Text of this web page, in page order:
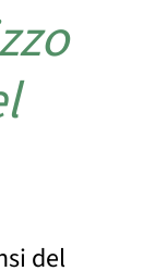
del